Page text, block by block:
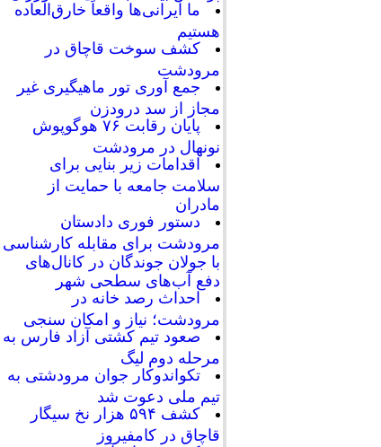
ما ایرانی‌ها واقعاً خارق‌العاده
هستیم
کشف سوخت قاچاق در
مرودشت
جمع آوری تور ماهیگیری غیر
مجاز از سد درودزن
پایان رقابت‌ ۷۶ هوگوپوش
نونهال در مرودشت
اقدامات زیر بنایی برای
سلامت جامعه با حمایت از
مادران
دستور فوری دادستان
مرودشت برای مقابله کارشناسی
با جولان جوندگان در کانال‌های
دفع آب‌های سطحی شهر
احداث رصد خانه در
مرودشت؛ نیاز و امکان سنجی
صعود تیم کشتی آزاد فارس به
مرحله دوم لیگ
تکواندوکار جوان مرودشتی به
تیم ملی دعوت شد
کشف ۵۹۴ هزار نخ سیگار
قاچاق در کامفیروز